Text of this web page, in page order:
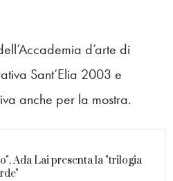
d’arte di
Sant’Elia 2003 e
anche per la mostra.
Ada Lai presenta la "trilogia